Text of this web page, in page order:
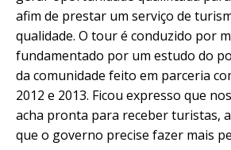
afim de prestar um serviço de
qualidade. O tour é conduzido por
fundamentado por um estudo do
da comunidade feito em parceria
2012 e 2013. Ficou expresso que
acha pronta para receber turistas,
que o governo precise fazer mais